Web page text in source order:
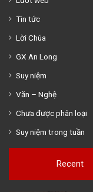
Tin tức
Lời Chúa
GX An Long
Suy niệm
Văn – Nghệ
Chưa được phân loại
Suy niệm trong tuần
Recent